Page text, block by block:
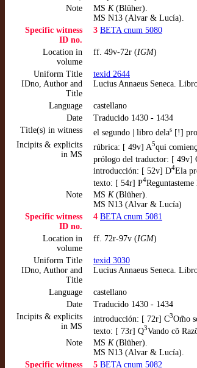
Note
MS K(Blüher).
MS N13 (Alvar & Lucía).
Specific witness
ID no.
3 BETA cnum 5080
Location in
volume
ff. 49v-72r (IGM)
Uniform Title
IDno, Author and
Title
texid 2644
Lucius Annaeus Seneca.
Language
castellano
Date
Traducido 1430 - 1434
Title(s) in witness
el segundo | libro delas [!]
Incipits & explicits
in MS
rúbrica: [ 49v] A5qui
prólogo del traductor: [ 49v]
introducción: [ 52v] D4Ela
texto: [ 54r] P4
Note
MS K(Blüher).
MS N13 (Alvar & Lucía)
Specific witness
ID no.
4 BETA cnum 5081
Location in
volume
ff. 72r-97v (IGM)
Uniform Title
IDno, Author and
Title
texid 3030
Lucius Annaeus Seneca.
Language
castellano
Date
Traducido 1430 - 1434
Incipits & explicits
in MS
introducción: [ 72r] C3Om̃o
texto: [ 73r] Q3Vando cõ
Note
MS K(Blüher).
MS N13 (Alvar & Lucía).
Specific witness
5 BETA cnum 5082